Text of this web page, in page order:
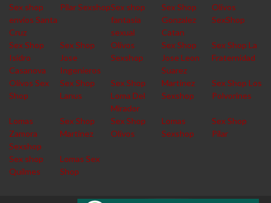
Sex shop
envios Santa
Cruz
Pilar SexshopSex shop
fantasia
sexual
Sex Shop
Gonzalez
Catan
Olivos
SexShop
Sex Shop
Isidro
Casanova
Sex Shop
Jose
Ingenieros
Olivos
Sexshop
Sex Shop
Jose Leon
Suarez
Sex Shop La
Fraternidad
Olivos Sex
Shop
Sex Shop
Lanus
Sex Shop
Loma Del
Mirador
Martinez
Sexshop
Sex Shop Los
Polvorines
Lomas
Zamora
Sexshop
Sex Shop
Martinez
Sex Shop
Olivos
Lomas
Sexshop
Sex Shop
Pilar
Sex shop
Quilmes
Lomas Sex
Shop